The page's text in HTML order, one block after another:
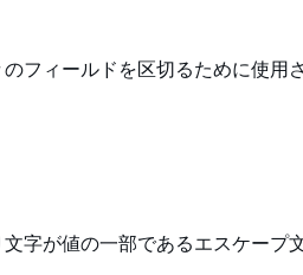
フィールドを区切るために使用
字が値の一部であるエスケープ